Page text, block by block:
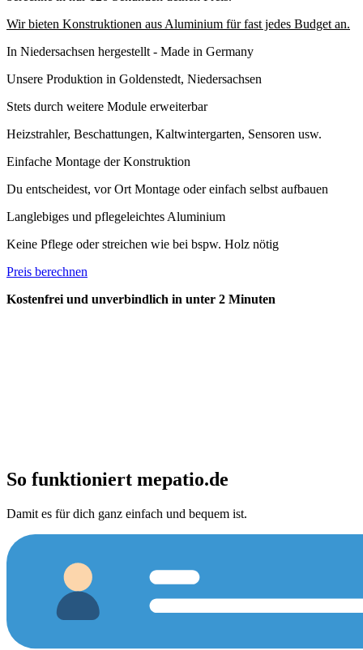
Wir bieten Konstruktionen aus Aluminium für fast jedes Budget an.
In Niedersachsen hergestellt - Made in Germany
Unsere Produktion in Goldenstedt, Niedersachsen
Stets durch weitere Module erweiterbar
Heizstrahler, Beschattungen, Kaltwintergarten, Sensoren usw.
Einfache Montage der Konstruktion
Du entscheidest, vor Ort Montage oder einfach selbst aufbauen
Langlebiges und pflegeleichtes Aluminium
Keine Pflege oder streichen wie bei bspw. Holz nötig
Preis berechnen
Kostenfrei und unverbindlich in unter 2 Minuten
So funktioniert mepatio.de
Damit es für dich ganz einfach und bequem ist.